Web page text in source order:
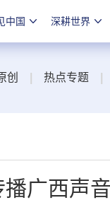
中国 深耕世界
创 热点专题
广西声